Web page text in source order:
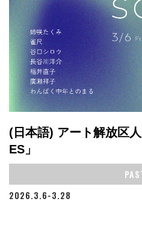
(日本語) アート解放区
ES」
2026.3.6-3.28